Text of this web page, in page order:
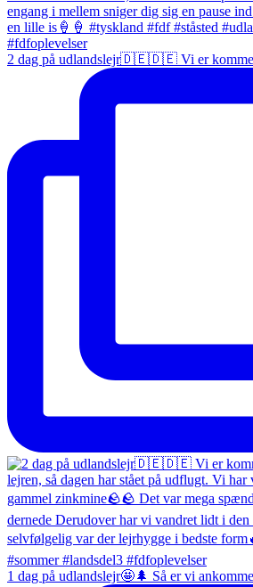
2 dag på udlandslejr🇩🇪🇩🇪 Vi er
1 dag på udlandslejr🤩🌲 Så er vi